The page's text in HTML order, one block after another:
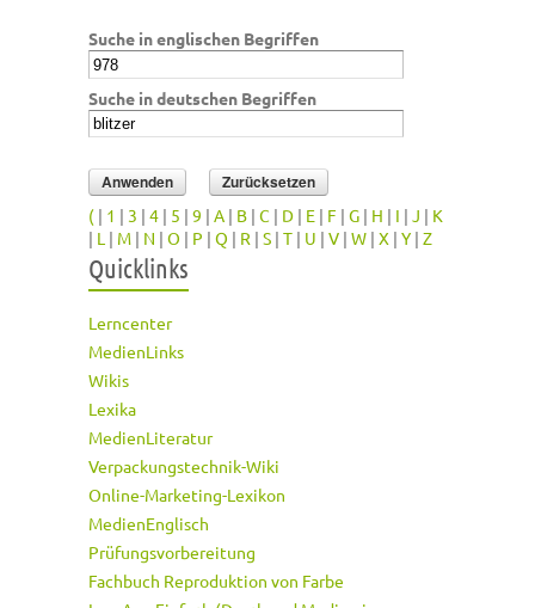
Suche in englischen Begriffen
Suche in deutschen Begriffen
( | 1 | 3 | 4 | 5 | 9 | A | B | C | D | E | F | G | H | I | J | K
| L | M | N | O | P | Q | R | S | T | U | V | W | X | Y | Z
Quicklinks
Lerncenter
MedienLinks
Wikis
Lexika
MedienLiteratur
Verpackungstechnik-Wiki
Online-Marketing-Lexikon
MedienEnglisch
Prüfungsvorbereitung
Fachbuch Reproduktion von Farbe